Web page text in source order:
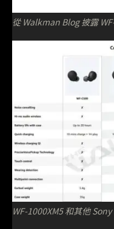
從 Walkman Blog 披露
WF-1000XM5 和其他